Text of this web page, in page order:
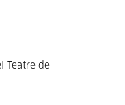
Teatre de